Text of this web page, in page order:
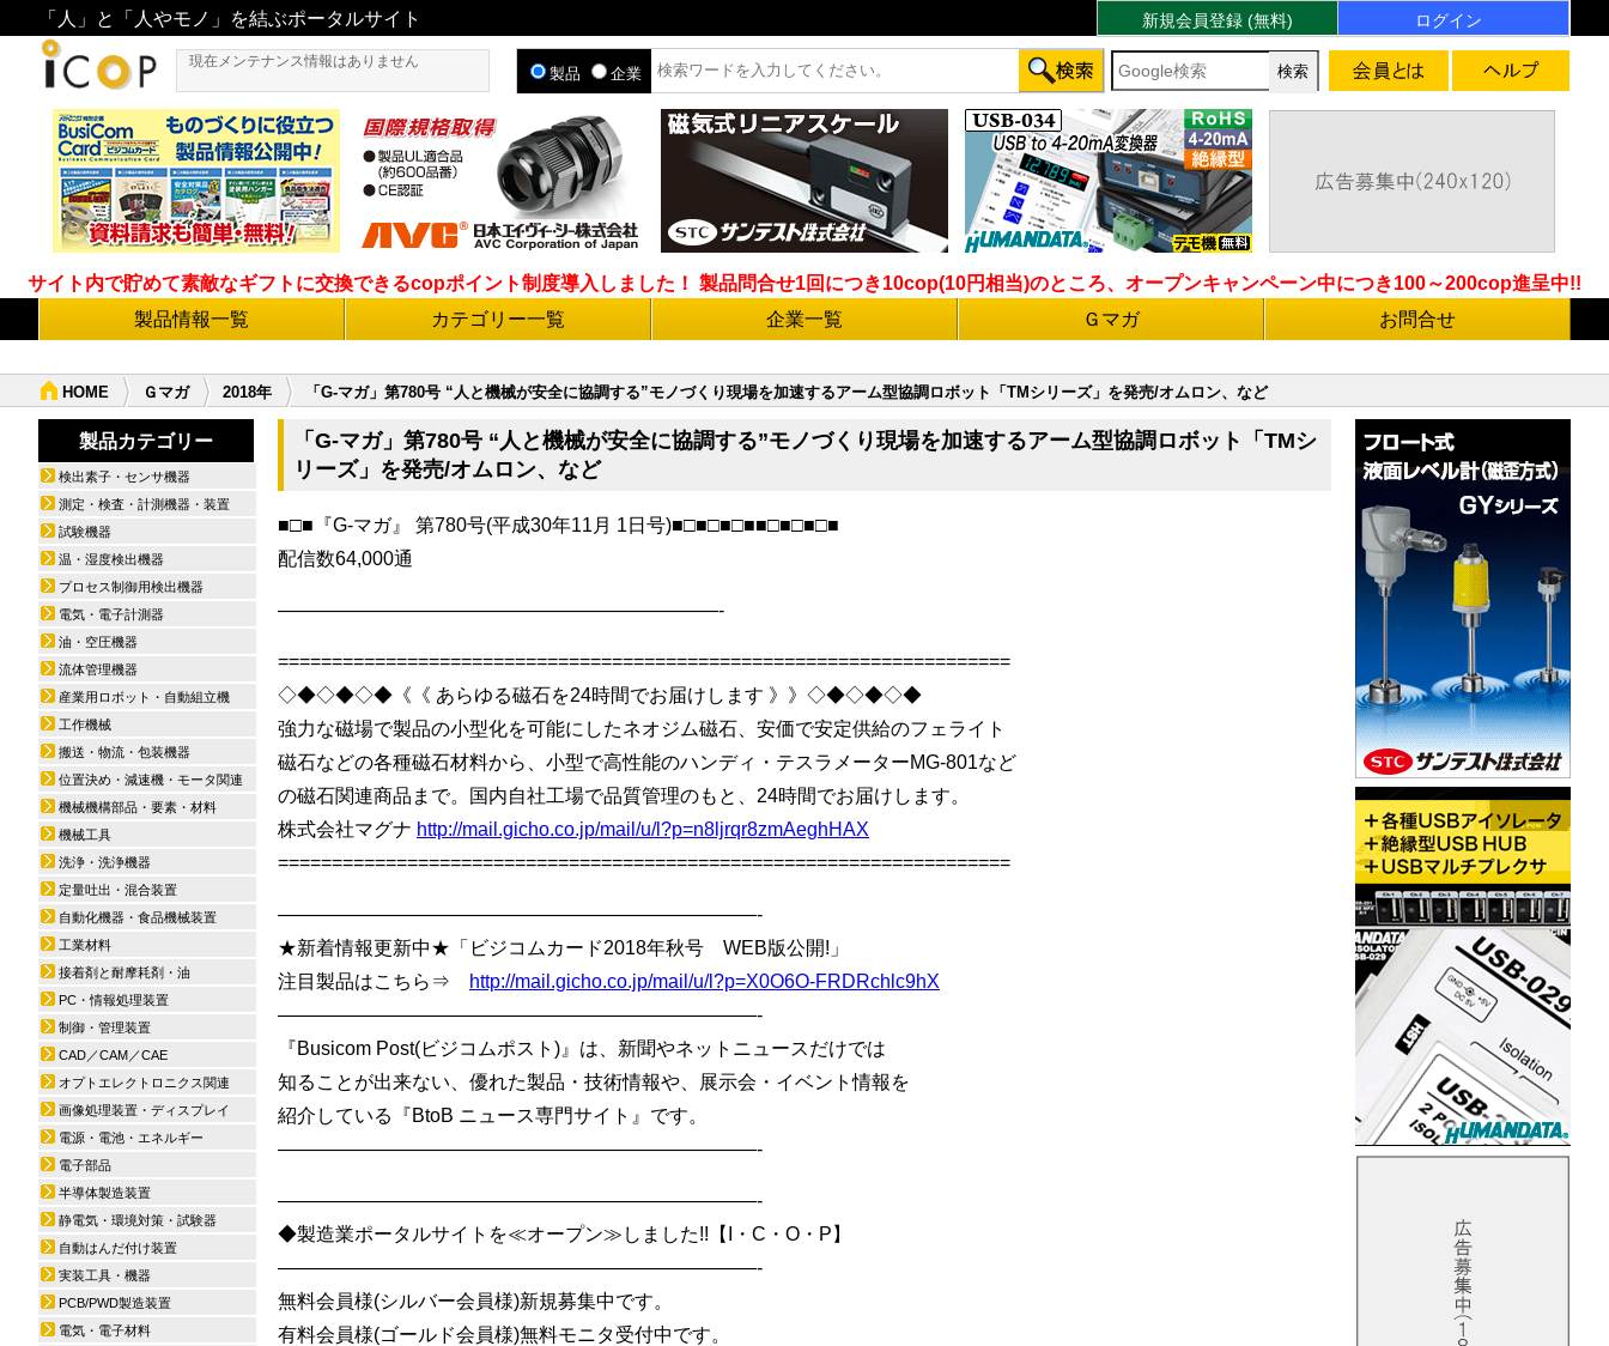
「人」と「人やモノ」を結ぶポータルサイト ログイン
新規会員登録 (無料)
現在メンテナンス情報はありません
製品 企業
サイト内で貯めて素敵なギフトに交換できるcopポイント制度導入しました！ 製品問合せ1回につき10cop(10円相当)のところ、オープンキャンペーン中につき100～200cop進呈中!!
製品情報一覧
カテゴリー一覧 企業一覧 Ｇマガ お問合せ
HOME Ｇマガ 2018年 「G-マガ」第780号 “人と機械が安全に協調する”モノづくり現場を加速するアーム型協調ロボット「TMシリーズ」を発売/オムロン、など
「G-マガ」第780号 “人と機械が安全に協調する”モノづくり現場を加速するアーム型協調ロボット「TMシ
リーズ」を発売/オムロン、など
■□■『G-マガ』 第780号(平成30年11月 1日号)■□■□■□■■□■□■□■
配信数64,000通
———————————————————————-
====================================================================
◇◆◇◆◇◆《《 あらゆる磁石を24時間でお届けします 》》◇◆◇◆◇◆
強力な磁場で製品の小型化を可能にしたネオジム磁石、安価で安定供給のフェライト
磁石などの各種磁石材料から、小型で高性能のハンディ・テスラメーターMG-801など
の磁石関連商品まで。国内自社工場で品質管理のもと、24時間でお届けします。
株式会社マグナ http://mail.gicho.co.jp/mail/u/l?p=n8ljrqr8zmAeghHAX
====================================================================
—————————————————————————-
★新着情報更新中★「ビジコムカード2018年秋号 WEB版公開!」
注目製品はこちら⇒
http://mail.gicho.co.jp/mail/u/l?p=X0O6O-FRDRchlc9hX
—————————————————————————-
『Busicom Post(ビジコムポスト)』は、新聞やネットニュースだけでは
知ることが出来ない、優れた製品・技術情報や、展示会・イベント情報を
紹介している『BtoB ニュース専門サイト』です。
—————————————————————————-
—————————————————————————-
◆製造業ポータルサイトを≪オープン≫しました!!【I・C・O・P】
—————————————————————————-
無料会員様(シルバー会員様)新規募集中です。
有料会員様(ゴールド会員様)無料モニタ受付中です。
製品カテゴリー
検出素子・センサ機器
測定・検査・計測機器・装置
試験機器
温・湿度検出機器
プロセス制御用検出機器
電気・電子計測器
油・空圧機器
流体管理機器
産業用ロボット・自動組立機
工作機械
搬送・物流・包装機器
位置決め・減速機・モータ関連
機械機構部品・要素・材料
機械工具
洗浄・洗浄機器
定量吐出・混合装置
自動化機器・食品機械装置
工業材料
接着剤と耐摩耗剤・油
PC・情報処理装置
制御・管理装置
CAD／CAM／CAE
オプトエレクトロニクス関連
画像処理装置・ディスプレイ
電源・電池・エネルギー
電子部品
半導体製造装置
静電気・環境対策・試験器
自動はんだ付け装置
実装工具・機器
PCB/PWD製造装置
電気・電子材料